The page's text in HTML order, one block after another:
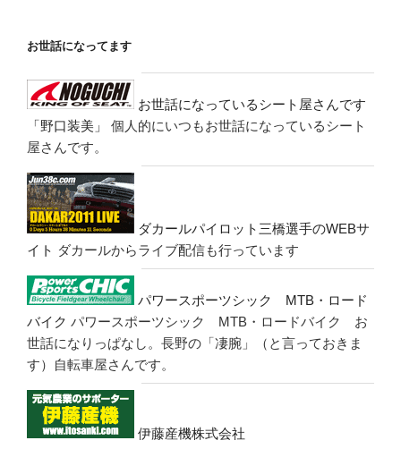
お世話になってます
お世話になっているシート屋さんです
「野口装美」
個人的にいつもお世話になっているシート
屋さんです。
ダカールパイロット三橋選手のWEBサ
イト ダカールからライブ配信も行っています
パワースポーツシック MTB・ロード
バイク パワースポーツシック MTB・ロードバイク お
世話になりっぱなし。長野の「凄腕」（と言っておきま
す）自転車屋さんです。
伊藤産機株式会社